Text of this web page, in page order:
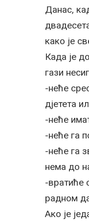
Данас,
како је
Када је
гази
-неће
дјетета
-неће
-неће га
-неће га
нема до
-вратиће
радном
Ако је